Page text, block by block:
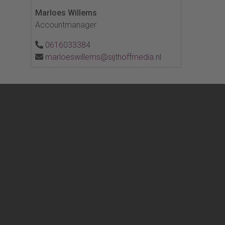
Marloes Willems
Accountmanager
0616033384
marloeswillems@sijthoffmedia.nl